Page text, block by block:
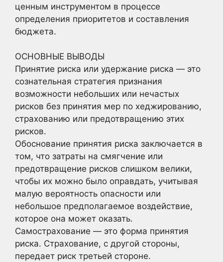
ценным инструментом в процессе
определения приоритетов и составления
бюджета.
ОСНОВНЫЕ ВЫВОДЫ
Принятие риска или удержание риска — это
сознательная стратегия признания
возможности небольших или нечастых
рисков без принятия мер по хеджированию,
страхованию или предотвращению этих
рисков.
Обоснование принятия риска заключается в
том, что затраты на смягчение или
предотвращение рисков слишком велики,
чтобы их можно было оправдать, учитывая
малую вероятность опасности или
небольшое предполагаемое воздействие,
которое она может оказать.
Самострахование — это форма принятия
риска. Страхование, с другой стороны,
передает риск третьей стороне.